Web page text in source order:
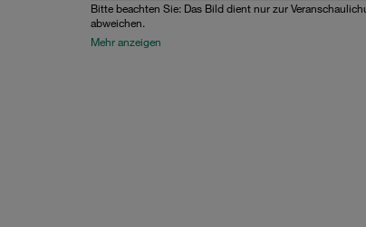
Bitte beachten Sie: Das Bild dient nur zur
abweichen.
Mehr anzeigen